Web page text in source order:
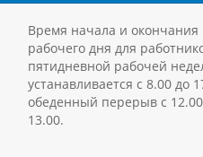
Время начала и окончания
рабочего дня для
пятидневной рабочей
устанавливается с 8.00 до
обеденный перерыв с
13.00.